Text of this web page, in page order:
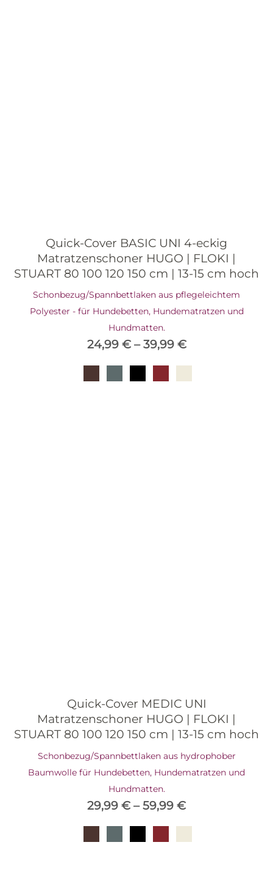
Quick-Cover BASIC UNI 4-eckig
Matratzenschoner HUGO | FLOKI |
STUART 80 100 120 150 cm | 13-15 cm hoch
Schonbezug/Spannbettlaken aus pflegeleichtem
Polyester - für Hundebetten, Hundematratzen und
Hundmatten.
24,99 €–39,99 €
Quick-Cover MEDIC UNI
Matratzenschoner HUGO | FLOKI |
STUART 80 100 120 150 cm | 13-15 cm hoch
Schonbezug/Spannbettlaken aus hydrophober
Baumwolle für Hundebetten, Hundematratzen und
Hundmatten.
29,99 € –59,99 €